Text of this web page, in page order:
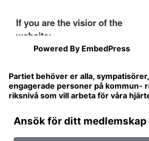
Powered By EmbedPress
Partiet behöver er alla,
engagerade personer på kommun-
riksnivå som vill arbeta för våra
Ansök för ditt medlemskap